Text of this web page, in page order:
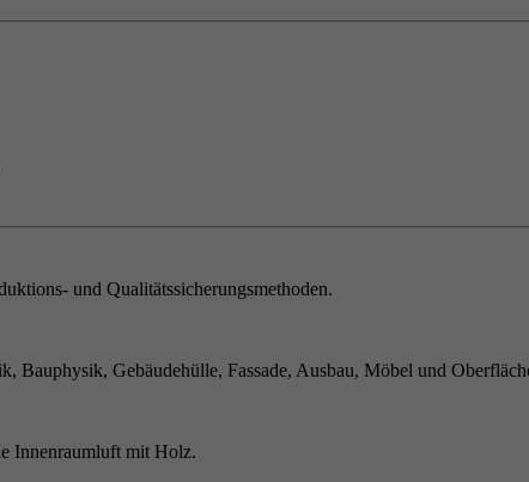
und Qualitätssicherungsmethoden.
Bauphysik, Gebäudehülle, Fassade, Ausbau, Möbel und
Innenraumluft mit Holz.